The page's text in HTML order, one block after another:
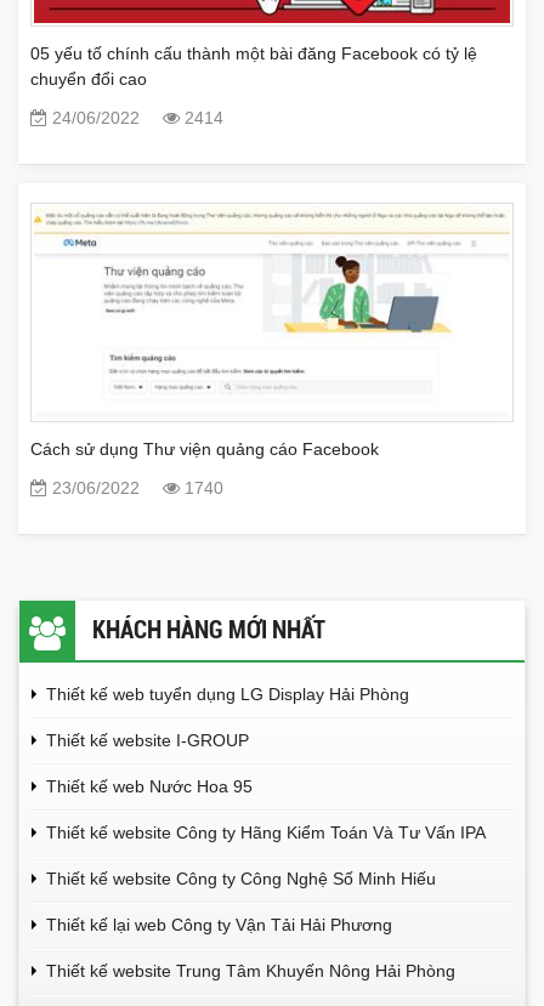
05 yếu tố chính cấu thành một bài đăng Facebook có tỷ lệ
chuyển đổi cao
24/06/2022
2414
Cách sử dụng Thư viện quảng cáo Facebook
23/06/2022
1740
KHÁCH HÀNG MỚI NHẤT
Thiết kế web tuyển dụng LG Display Hải Phòng
Thiết kế website I-GROUP
Thiết kế web Nước Hoa 95
Thiết kế website Công ty Hãng Kiểm Toán Và Tư Vấn IPA
Thiết kế website Công ty Công Nghệ Số Minh Hiếu
Thiết kế lại web Công ty Vận Tải Hải Phương
Thiết kế website Trung Tâm Khuyến Nông Hải Phòng